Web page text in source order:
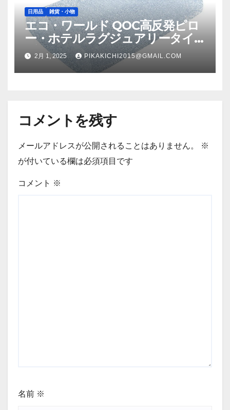
日用品 雑貨・小物
エコ・ワールド QOC高反発ピロ
ー・ホテルラグジュアリータイ
プ カバー付き QOC0002
2月 1, 2025 PIKAKICHI2015@GMAIL.COM
コメントを残す
メールアドレスが公開されることはありません。
※
が付いている欄は必須項目です
コメント ※
名前 ※